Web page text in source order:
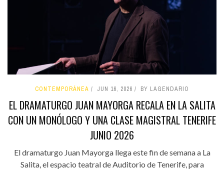
CONTEMPORÁNEA JUN 16, 2026 BY LAGENDARIO
EL DRAMATURGO JUAN MAYORGA RECALA EN LA SALITA
CON UN MONÓLOGO Y UNA CLASE MAGISTRAL TENERIFE
JUNIO 2026
El dramaturgo Juan Mayorga llega este fin de semana a La
Salita, el espacio teatral de Auditorio de Tenerife, para